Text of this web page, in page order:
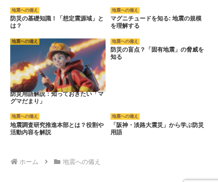
地震への備え
防災の基礎知識！「想定震源域」と
は？
地震への備え
マグニチュードを知る: 地震の規模
を理解する
地震への備え
防災用語解説：知っておきたい「マ
グマだまり」
地震への備え
防災の盲点？「固有地震」の脅威を
知る
地震への備え
地震調査研究推進本部とは？役割や
活動内容を解説
地震への備え
「阪神・淡路大震災」から学ぶ防災
用語
ホーム 地震への備え